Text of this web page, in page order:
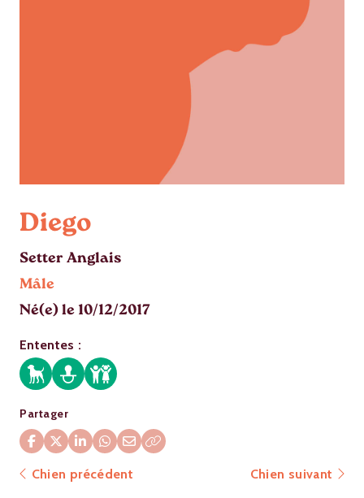
Diego
Setter Anglais
Mâle
Né(e) le 10/12/2017
Ententes :
Partager
Chien précédent Chien suivant